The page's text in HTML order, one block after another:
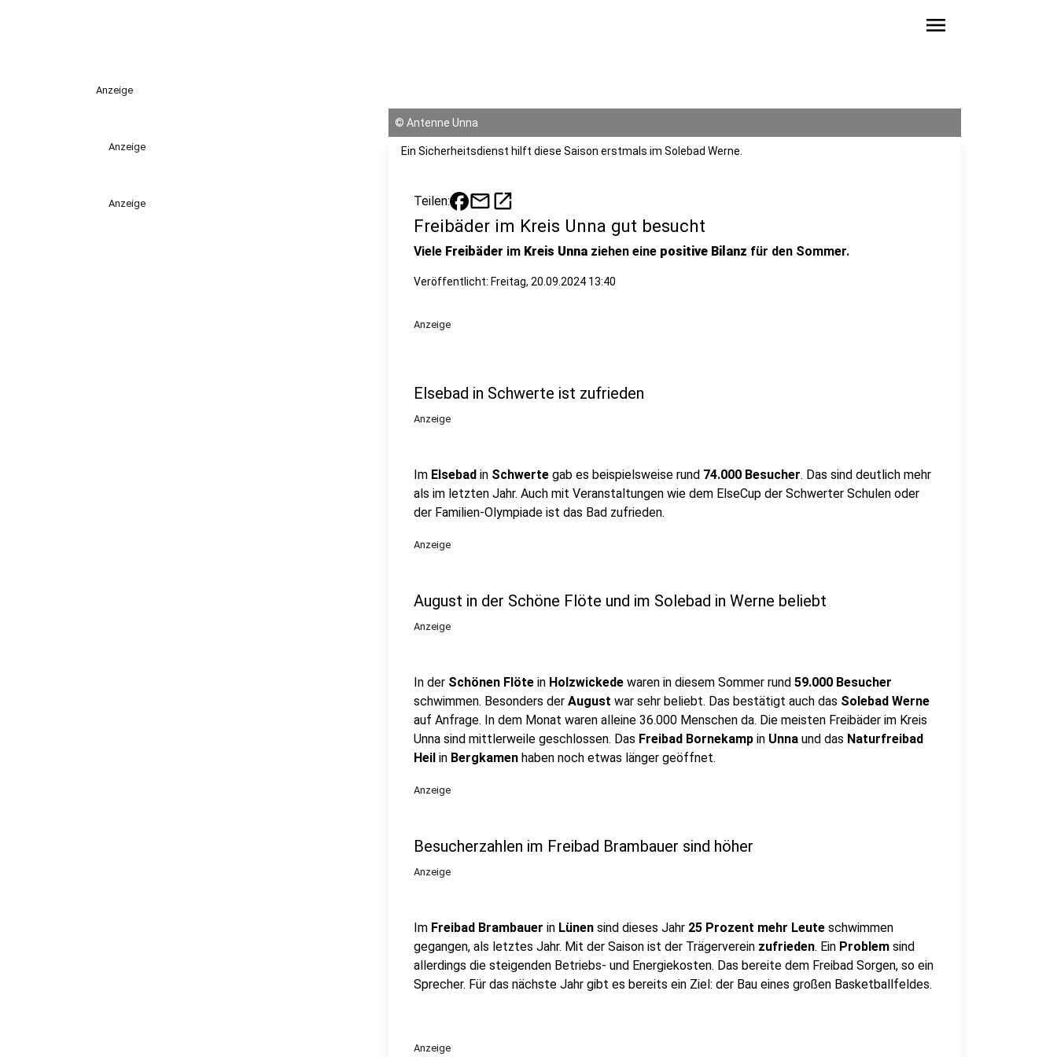
menu
Anzeige
Anzeige
Anzeige
© Antenne Unna
Ein Sicherheitsdienst hilft diese Saison erstmals im Solebad Werne.
Teilen: mailopen_in_new
Freibäder im Kreis Unna gut besucht
Viele Freibäder im Kreis Unna ziehen eine positive Bilanz für den Sommer.
Veröffentlicht: Freitag, 20.09.2024 13:40
Anzeige
Elsebad in Schwerte ist zufrieden
Anzeige
Im Elsebad in Schwerte gab es beispielsweise rund 74.000 Besucher. Das sind deutlich mehr
als im letzten Jahr. Auch mit Veranstaltungen wie dem ElseCup der Schwerter Schulen oder
der Familien-Olympiade ist das Bad zufrieden.
Anzeige
August in der Schöne Flöte und im Solebad in Werne beliebt
Anzeige
In der Schönen Flöte in Holzwickede waren in diesem Sommer rund 59.000 Besucher
schwimmen. Besonders der August war sehr beliebt. Das bestätigt auch das Solebad Werne
auf Anfrage. In dem Monat waren alleine 36.000 Menschen da. Die meisten Freibäder im Kreis
Unna sind mittlerweile geschlossen. Das Freibad Bornekamp in Unna und das Naturfreibad
Heil in Bergkamen haben noch etwas länger geöffnet.
Anzeige
Besucherzahlen im Freibad Brambauer sind höher
Anzeige
Im Freibad Brambauer in Lünen sind dieses Jahr 25 Prozent mehr Leute schwimmen
gegangen, als letztes Jahr. Mit der Saison ist der Trägerverein zufrieden. Ein Problem sind
allerdings die steigenden Betriebs- und Energiekosten. Das bereite dem Freibad Sorgen, so ein
Sprecher. Für das nächste Jahr gibt es bereits ein Ziel: der Bau eines großen Basketballfeldes.
Anzeige